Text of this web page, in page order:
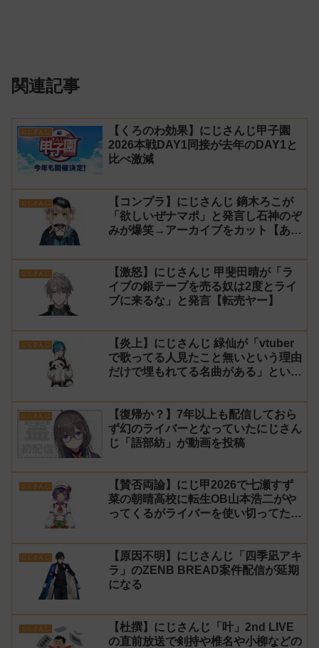
関連記事
にじさんじ
【くろのわ効果】にじさんじ甲子園
2026本戦DAY1同接が去年のDAY1と
比べ激減
にじさんじ
【コンプラ】にじさんじ 鏑木ろこが
「欲しいぜナマポ」と発言し石神のぞ
みが爆笑→アーカイブをカット【あら
にじさんじ
【激怒】にじさんじ 甲斐田晴が「ラ
イブの銀テープを売る奴は2度とライ
ブに来るな」と発言【転売ヤー】
にじさんじ
【炎上】にじさんじ 緑仙が「vtuber
で歌ってる人見たこと無いという理由
だけで埋もれてる名曲がある」という
にじさんじ
【復帰か？】7年以上も配信しておら
ず幻のライバーとなっていたにじさん
じ「語部紡」が動画を投稿
にじさんじ
【賛否両論】にじ甲2026で七瀬すず
菜の朝晴高校に転生OB山本浩二がや
ってくるがライバーを使い切ってたの
イバーの転生が可能に
にじさんじ
【原因不明】にじさんじ「四季凪アキ
ラ」のZENB BREAD案件配信が延期
になる
にじさんじ
【杜撰】にじさんじ「叶」2nd LIVE
の直前放送で剣持や椎名や小柳などの